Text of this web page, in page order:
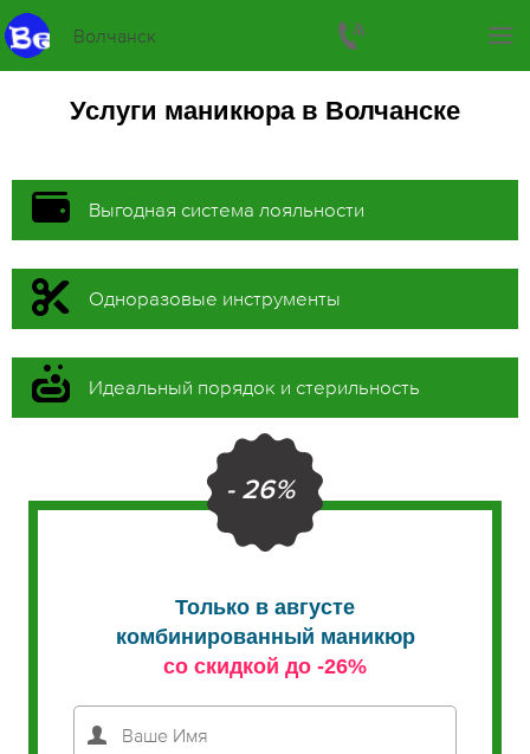
Волчанск
Услуги маникюра в Волчанске
Выгодная система лояльности
Одноразовые инструменты
Идеальный порядок и стерильность
- 26%
Только в августе
комбинированный маникюр
со скидкой до -26%